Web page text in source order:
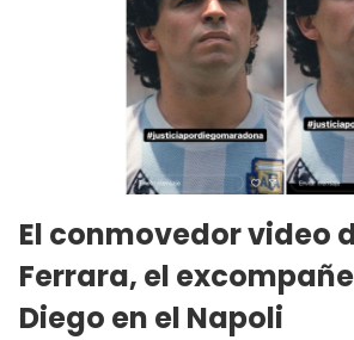
El conmovedor video
Ferrara, el
Diego en el Napoli